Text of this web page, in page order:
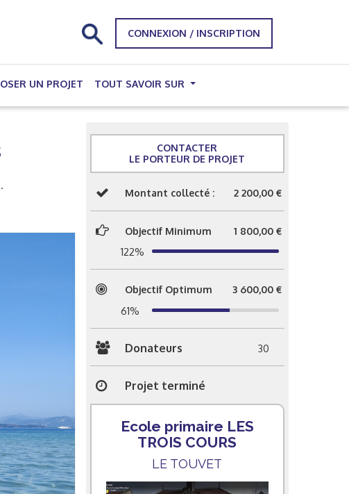
CONNEXION / INSCRIPTION
UN PROJET TOUT SAVOIR SUR
CONTACTER
LE PORTEUR DE PROJET
Montant collecté : 2 200,00 €
Objectif Minimum 1 800,00 €
122%
Objectif Optimum 3 600,00 €
61%
Donateurs 30
Projet terminé
Ecole primaire LES
TROIS COURS
LE TOUVET